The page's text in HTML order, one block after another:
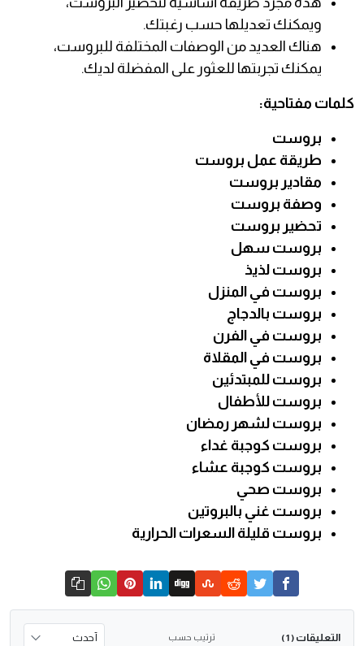
ويمكنك تعديلها حسب رغبتك.
هناك العديد من الوصفات المختلفة للبروست،
يمكنك تجربتها للعثور على المفضلة لديك.
كلمات مفتاحية:
بروست
طريقة عمل بروست
مقادير بروست
وصفة بروست
تحضير بروست
بروست سهل
بروست لذيذ
بروست في المنزل
بروست بالدجاج
بروست في الفرن
بروست في المقلاة
بروست للمبتدئين
بروست للأطفال
بروست لشهر رمضان
بروست كوجبة غداء
بروست كوجبة عشاء
بروست صحي
بروست غني بالبروتين
بروست قليلة السعرات الحرارية
التعليقات ( 1 ) ترتيب حسب